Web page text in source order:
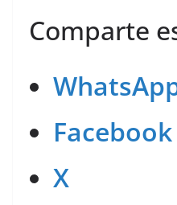
Comparte
Facebook
X